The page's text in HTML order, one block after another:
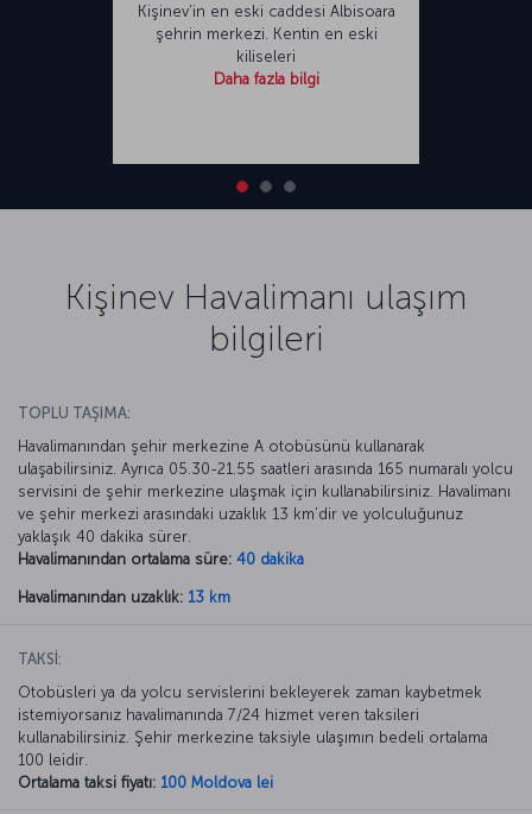
Kişinev’in en eski caddesi Albisoara
şehrin merkezi. Kentin en eski
kiliseleri
Daha fazla bilgi
Kişinev Havalimanı ulaşım
bilgileri
TOPLU TAŞIMA:
Havalimanından şehir merkezine A otobüsünü kullanarak
ulaşabilirsiniz. Ayrıca 05.30-21.55 saatleri arasında 165 numaralı yolcu
servisini de şehir merkezine ulaşmak için kullanabilirsiniz. Havalimanı
ve şehir merkezi arasındaki uzaklık 13 km’dir ve yolculuğunuz
yaklaşık 40 dakika sürer.
Havalimanından ortalama süre: 40 dakika
Havalimanından uzaklık: 13 km
TAKSİ:
Otobüsleri ya da yolcu servislerini bekleyerek zaman kaybetmek
istemiyorsanız havalimanında 7/24 hizmet veren taksileri
kullanabilirsiniz. Şehir merkezine taksiyle ulaşımın bedeli ortalama
100 leidir.
Ortalama taksi fiyatı: 100 Moldova lei